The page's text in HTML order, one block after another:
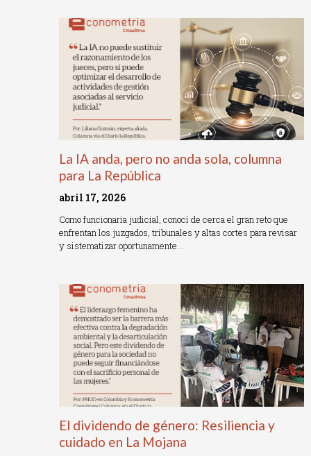
La IA anda, pero no anda sola, columna
para La República
abril 17, 2026
Como funcionaria judicial, conocí de cerca el gran reto que
enfrentan los juzgados, tribunales y altas cortes para revisar
y sistematizar oportunamente…
El dividendo de género: Resiliencia y
cuidado en La Mojana